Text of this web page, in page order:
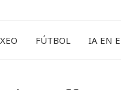
FÚTBOL IA EN